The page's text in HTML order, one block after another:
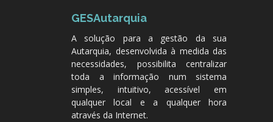
GESAutarquia
A solução para a gestão da sua
Autarquia, desenvolvida à medida das
necessidades, possibilita centralizar
toda a informação num sistema
simples, intuitivo, acessível em
qualquer local e a qualquer hora
através da Internet.